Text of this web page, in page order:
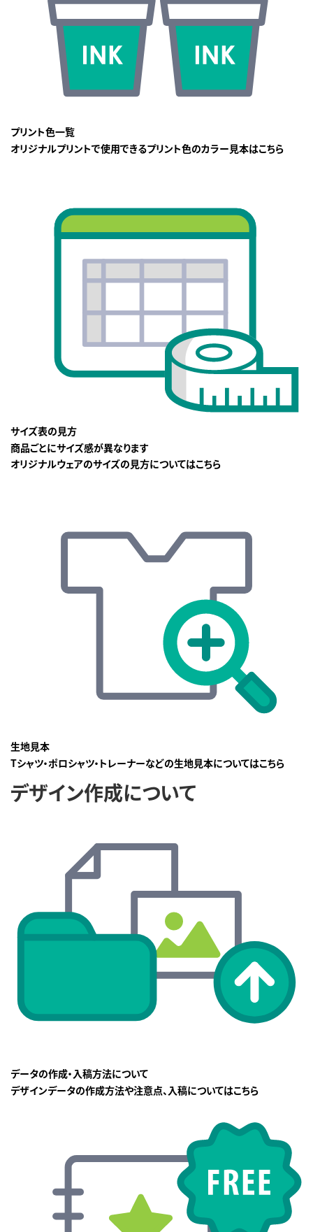
プリント色一覧
オリジナルプリントで使用できるプリント色のカラー見本はこちら
サイズ表の見方
商品ごとにサイズ感が異なります
オリジナルウェアのサイズの見方についてはこちら
生地見本
Tシャツ・ポロシャツ・トレーナーなどの生地見本についてはこちら
デザイン作成について
データの作成・入稿方法について
デザインデータの作成方法や注意点、入稿についてはこちら